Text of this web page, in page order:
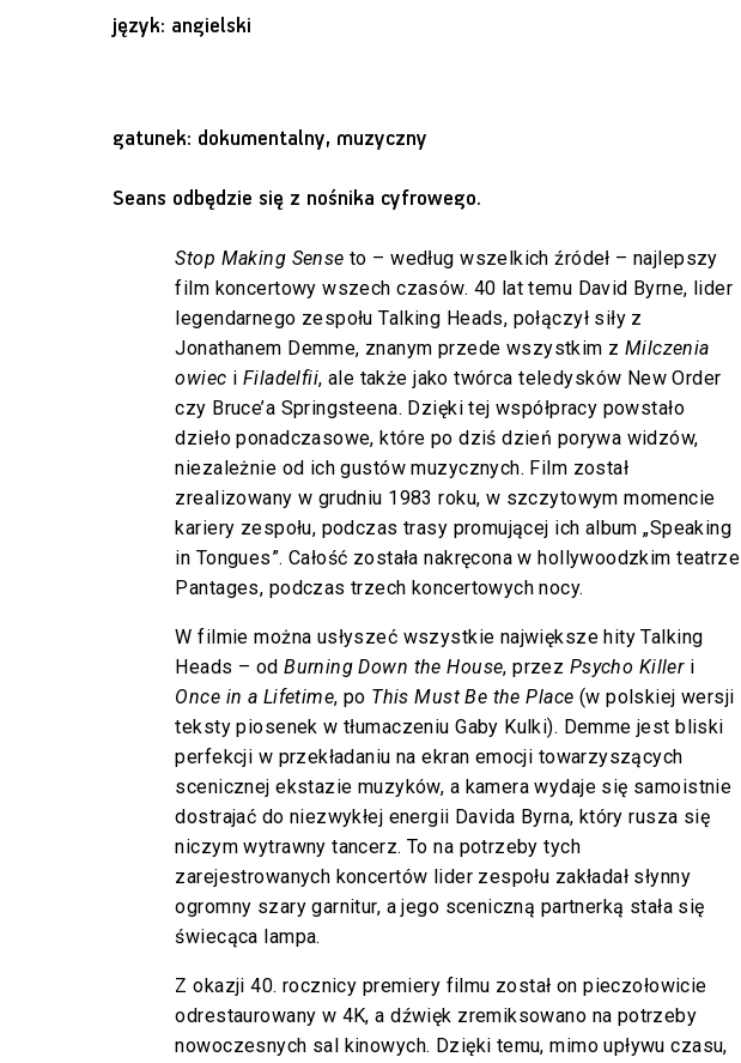
język: angielski
gatunek: dokumentalny, muzyczny
Seans odbędzie się z nośnika cyfrowego.
Stop Making Sense to – według wszelkich źródeł – najlepszy
film koncertowy wszech czasów. 40 lat temu David Byrne, lider
legendarnego zespołu Talking Heads, połączył siły z
Jonathanem Demme, znanym przede wszystkim z Milczenia
owiec i Filadelfii, ale także jako twórca teledysków New Order
czy Bruce’a Springsteena. Dzięki tej współpracy powstało
dzieło ponadczasowe, które po dziś dzień porywa widzów,
niezależnie od ich gustów muzycznych. Film został
zrealizowany w grudniu 1983 roku, w szczytowym momencie
kariery zespołu, podczas trasy promującej ich album „Speaking
in Tongues”. Całość została nakręcona w hollywoodzkim teatrze
Pantages, podczas trzech koncertowych nocy.
W filmie można usłyszeć wszystkie największe hity Talking
Heads – odBurning Down the House, przez Psycho Killeri
Once in a Lifetime, po This Must Be the Place (w polskiej wersji
teksty piosenek w tłumaczeniu Gaby Kulki). Demme jest bliski
perfekcji w przekładaniu na ekran emocji towarzyszących
scenicznej ekstazie muzyków, a kamera wydaje się samoistnie
dostrajać do niezwykłej energii Davida Byrna, który rusza się
niczym wytrawny tancerz. To na potrzeby tych
zarejestrowanych koncertów lider zespołu zakładał słynny
ogromny szary garnitur, a jego sceniczną partnerką stała się
świecąca lampa.
Z okazji 40. rocznicy premiery filmu został on pieczołowicie
odrestaurowany w 4K, a dźwięk zremiksowano na potrzeby
nowoczesnych sal kinowych. Dzięki temu, mimo upływu czasu,